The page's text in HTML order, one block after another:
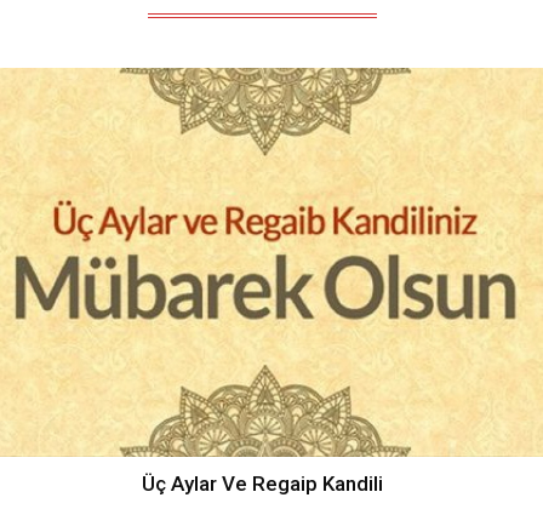
Üç Aylar Ve Regaip Kandili